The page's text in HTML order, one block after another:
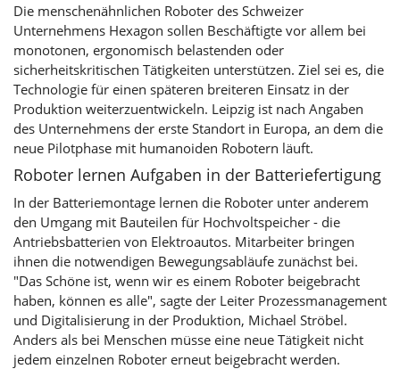
Die menschenähnlichen Roboter des Schweizer
Unternehmens Hexagon sollen Beschäftigte vor allem bei
monotonen, ergonomisch belastenden oder
sicherheitskritischen Tätigkeiten unterstützen. Ziel sei es, die
Technologie für einen späteren breiteren Einsatz in der
Produktion weiterzuentwickeln. Leipzig ist nach Angaben
des Unternehmens der erste Standort in Europa, an dem die
neue Pilotphase mit humanoiden Robotern läuft.
Roboter lernen Aufgaben in der Batteriefertigung
In der Batteriemontage lernen die Roboter unter anderem
den Umgang mit Bauteilen für Hochvoltspeicher - die
Antriebsbatterien von Elektroautos. Mitarbeiter bringen
ihnen die notwendigen Bewegungsabläufe zunächst bei.
"Das Schöne ist, wenn wir es einem Roboter beigebracht
haben, können es alle", sagte der Leiter Prozessmanagement
und Digitalisierung in der Produktion, Michael Ströbel.
Anders als bei Menschen müsse eine neue Tätigkeit nicht
jedem einzelnen Roboter erneut beigebracht werden.